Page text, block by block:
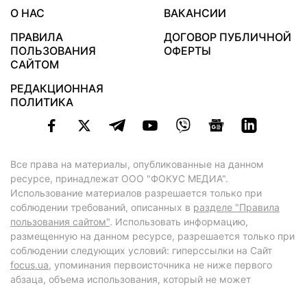
О НАС
ВАКАНСИИ
ПРАВИЛА
ПОЛЬЗОВАНИЯ
САЙТОМ
ДОГОВОР ПУБЛИЧНОЙ
ОФЕРТЫ
РЕДАКЦИОННАЯ
ПОЛИТИКА
Все права на материалы, опубликованные на данном
ресурсе, принадлежат ООО "ФОКУС МЕДИА".
Использование материалов разрешается только при
соблюдении требований, описанных в разделе "Правила
пользования сайтом". Использовать информацию,
размещенную на данном ресурсе, разрешается только при
соблюдении следующих условий: гиперссылки на Сайт
focus.ua, упоминания первоисточника не ниже первого
абзаца, объема использования, который не может